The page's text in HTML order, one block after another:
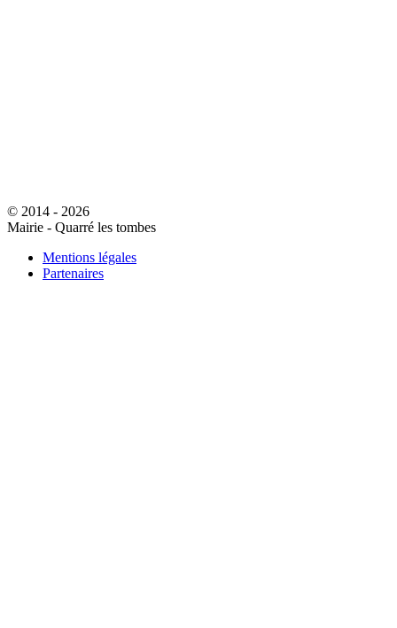
© 2014 - 2026
Mairie - Quarré les tombes
Mentions légales
Partenaires